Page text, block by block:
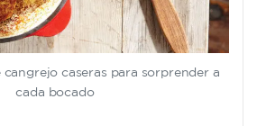
cangrejo caseras para sorprender a
cada bocado